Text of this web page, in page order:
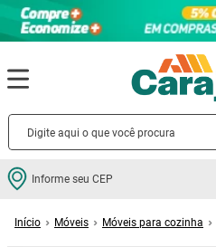
Informe seu CEP
Móveis Móveis para cozinha
Termos mais buscados
2º porcelanato